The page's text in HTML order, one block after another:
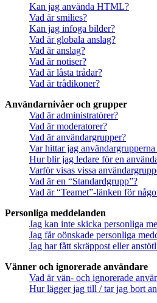
Kan jag använda HTML?
Vad är smilies?
Kan jag infoga bilder?
Vad är globala anslag?
Vad är anslag?
Vad är notiser?
Vad är låsta trådar?
Vad är trådikoner?
Användarnivåer och grupper
Vad är administratörer?
Vad är moderatorer?
Vad är användargrupper?
Var hittar jag
Hur blir jag ledare för en
Varför visas vissa
Vad är en “Standardgrupp”?
Vad är “Teamet”-länken för
Personliga meddelanden
Jag kan inte skicka personliga
Jag får oönskade personliga
Jag har fått skräppost eller
Vänner och ignorerade användare
Vad är vän- och ignorerade
Hur lägger jag till / tar jag bort